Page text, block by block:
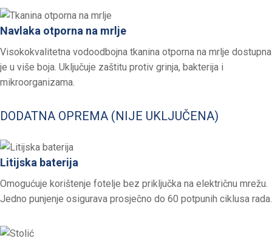
Navlaka otporna na mrlje
Visokokvalitetna vodoodbojna tkanina otporna na mrlje dostupna
je u više boja. Uključuje zaštitu protiv grinja, bakterija i
mikroorganizama.
DODATNA OPREMA (NIJE UKLJUČENA)
Litijska baterija
Omogućuje korištenje fotelje bez priključka na električnu mrežu.
Jedno punjenje osigurava prosječno do 60 potpunih ciklusa rada.